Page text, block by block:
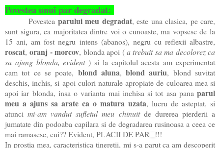
Povestea unui par degradat:
Povestea parului meu degradat, este una clasica, pe care,
sunt sigura, ca majoritatea dintre voi o cunoaste, ma vopsesc de la
15 ani, am fost negru intens (abanos), negru cu reflexii albastre,
roscat,oranj - morcov, blonda apoi (a trebuit sa ma decolorez ca
sa ajung blonda, evident) si la capitolul acesta am experimentat
cam tot ce se poate, blond aluna,blond auriu, blond suvitat
deschis, inchis, si apoi culori naturale apropiate de culoarea mea si
apoi iar blonda, insa o varianta mai inchisa si tot asa pana parul
meu a ajuns sa arate ca o matura uzata, lucru de asteptat, si
atuncimi-am vandut sufletul meu chinuitde durerea pierderii a
jumatate din podoaba capilara si de degradarea rusinoasa a ceea ce
mai ramasese, cui?? Evident, PLACII DE PAR
!!!
In prostia mea, caracteristica tineretii, mi s-a parut ca am descoperit